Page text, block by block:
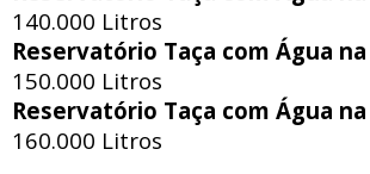
140.000 Litros
Reservatório Taça com Água
150.000 Litros
Reservatório Taça com Água
160.000 Litros